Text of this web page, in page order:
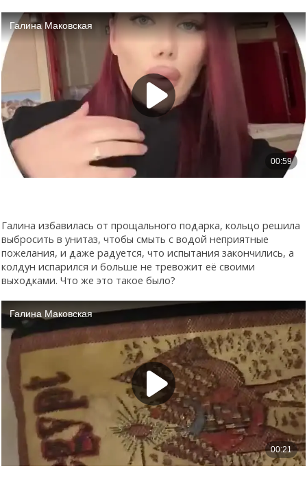
Галина избавилась от прощального подарка, кольцо решила
выбросить в унитаз, чтобы смыть с водой неприятные
пожелания, и даже радуется, что испытания закончились, а
колдун испарился и больше не тревожит её своими
выходками. Что же это такое было?